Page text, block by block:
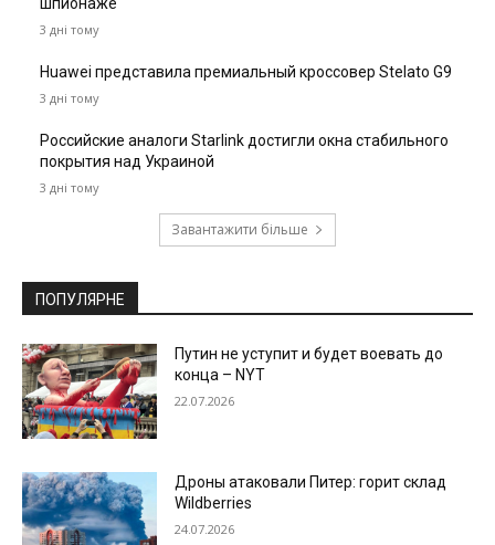
3 дні тому
Huawei представила премиальный кроссовер Stelato G9
3 дні тому
Российские аналоги Starlink достигли окна стабильного
покрытия над Украиной
3 дні тому
Завантажити більше
ПОПУЛЯРНЕ
Путин не уступит и будет воевать до
конца – NYT
22.07.2026
Дроны атаковали Питер: горит склад
Wildberries
24.07.2026